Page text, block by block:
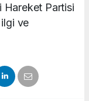
Hareket Partisi
ilgi ve